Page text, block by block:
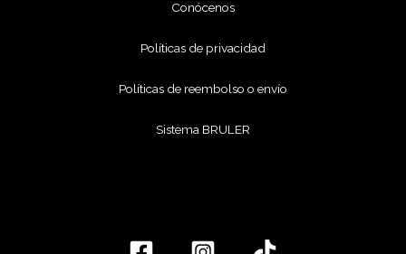
Conócenos
Políticas de privacidad
Políticas de reembolso o envío
Sistema BRULER